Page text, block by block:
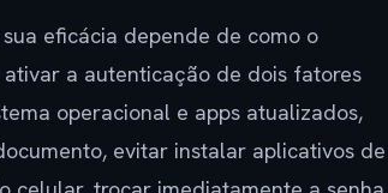
eficácia depende de como o
a autenticação de dois fatores
operacional e apps atualizados,
evitar instalar aplicativos de